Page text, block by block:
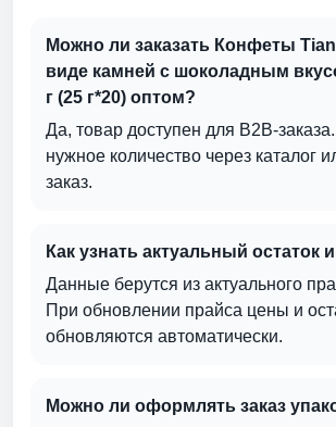
Можно ли заказать Конфеты
виде камней с шоколадным
г (25 г*20) оптом?
Да, товар доступен для B2B-
нужное количество через каталог
заказ.
Как узнать актуальный остаток
Данные берутся из актуального
При обновлении прайса цены и
обновляются автоматически.
Можно ли оформлять заказ